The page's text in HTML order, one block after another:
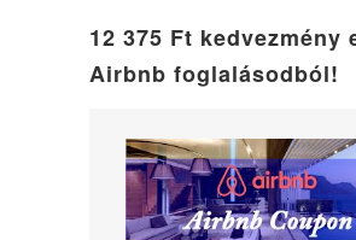
12 375 Ft kedvezmény
Airbnb foglalásodból!